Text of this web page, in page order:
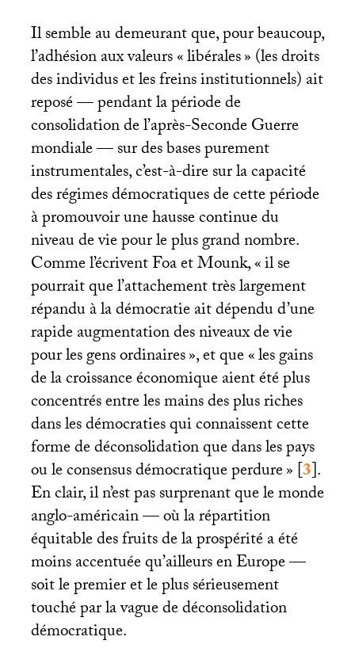
Il semble au demeurant que, pour beaucoup,
l’adhésion aux valeurs «libérales» (les droits
des individus et les freins institutionnels) ait
reposé — pendant la période de
consolidation de l’après-Seconde Guerre
mondiale — sur des bases purement
instrumentales, c’est-à-dire sur la capacité
des régimes démocratiques de cette période
à promouvoir une hausse continue du
niveau de vie pour le plus grand nombre.
Comme l’écrivent Foa et Mounk, «il se
pourrait que l’attachement très largement
répandu à la démocratie ait dépendu d’une
rapide augmentation des niveaux de vie
pour les gens ordinaires», et que «les gains
de la croissance économique aient été plus
concentrés entre les mains des plus riches
dans les démocraties qui connaissent cette
forme de déconsolidation que dans les pays
ou le consensus démocratique perdure»[3].
En clair, il n’est pas surprenant que le monde
anglo-américain — où la répartition
équitable des fruits de la prospérité a été
moins accentuée qu’ailleurs en Europe —
soit le premier et le plus sérieusement
touché par la vague de déconsolidation
démocratique.